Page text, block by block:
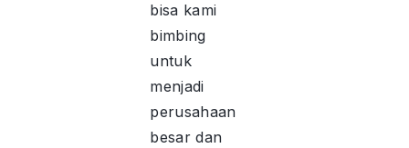
bisa kami
bimbing
untuk
menjadi
perusahaan
besar dan